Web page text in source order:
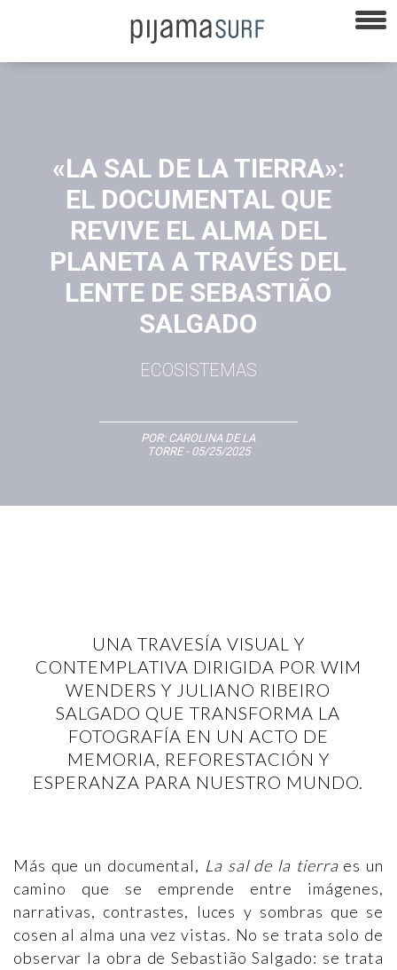
«LA SAL DE LA TIERRA»:
EL DOCUMENTAL QUE
REVIVE EL ALMA DEL
PLANETA A TRAVÉS DEL
LENTE DE SEBASTIÃO
SALGADO
ECOSISTEMAS
POR: CAROLINA DE LA
TORRE- 05/25/2025
UNA TRAVESÍA VISUAL Y
CONTEMPLATIVA DIRIGIDA POR WIM
WENDERS Y JULIANO RIBEIRO
SALGADO QUE TRANSFORMA LA
FOTOGRAFÍA EN UN ACTO DE
MEMORIA, REFORESTACIÓN Y
ESPERANZA PARA NUESTRO MUNDO.
Más que un documental, La sal de la tierra es un
camino que se emprende entre imágenes,
narrativas, contrastes, luces y sombras que se
cosen al alma una vez vistas. No se trata solo de
observar la obra de Sebastião Salgado: se trata